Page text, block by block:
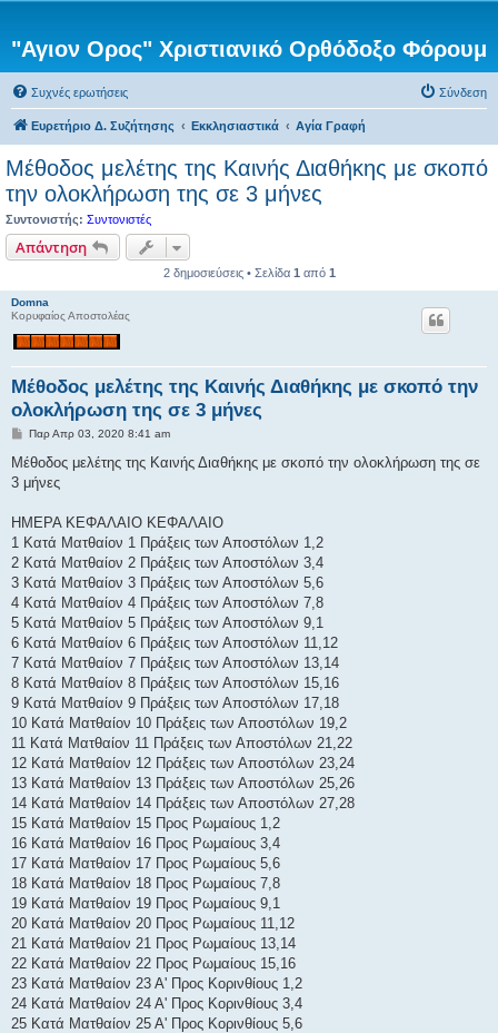
"Αγιον Ορος" Χριστιανικό Ορθόδοξο Φόρουμ
Συχνές ερωτήσεις Σύνδεση
Ευρετήριο Δ. Συζήτησης Εκκλησιαστικά Αγία Γραφή
Μέθοδος μελέτης της Καινής Διαθήκης με σκοπό
την ολοκλήρωση της σε 3 μήνες
Συντονιστής: Συντονιστές
Απάντηση
2 δημοσιεύσεις • Σελίδα 1 από 1
Domna
Κορυφαίος Αποστολέας
Μέθοδος μελέτης της Καινής Διαθήκης με σκοπό την
ολοκλήρωση της σε 3 μήνες
Δ
μ
σ
υ
σ
Παρ Απρ 03, 2020 8:41 am
Μέθοδος μελέτης της Καινής Διαθήκης με σκοπό την ολοκλήρωση της σε
3 μήνες
ΗΜΕΡΑ ΚΕΦΑΛΑΙΟ ΚΕΦΑΛΑΙΟ
1 Κατά Ματθαίον 1 Πράξεις των Αποστόλων 1,2
2 Κατά Ματθαίον 2 Πράξεις των Αποστόλων 3,4
3 Κατά Ματθαίον 3 Πράξεις των Αποστόλων 5,6
4 Κατά Ματθαίον 4 Πράξεις των Αποστόλων 7,8
5 Κατά Ματθαίον 5 Πράξεις των Αποστόλων 9,1
6 Κατά Ματθαίον 6 Πράξεις των Αποστόλων 11,12
7 Κατά Ματθαίον 7 Πράξεις των Αποστόλων 13,14
8 Κατά Ματθαίον 8 Πράξεις των Αποστόλων 15,16
9 Κατά Ματθαίον 9 Πράξεις των Αποστόλων 17,18
10 Κατά Ματθαίον 10 Πράξεις των Αποστόλων 19,2
11 Κατά Ματθαίον 11 Πράξεις των Αποστόλων 21,22
12 Κατά Ματθαίον 12 Πράξεις των Αποστόλων 23,24
13 Κατά Ματθαίον 13 Πράξεις των Αποστόλων 25,26
14 Κατά Ματθαίον 14 Πράξεις των Αποστόλων 27,28
15 Κατά Ματθαίον 15 Προς Ρωμαίους 1,2
16 Κατά Ματθαίον 16 Προς Ρωμαίους 3,4
17 Κατά Ματθαίον 17 Προς Ρωμαίους 5,6
18 Κατά Ματθαίον 18 Προς Ρωμαίους 7,8
19 Κατά Ματθαίον 19 Προς Ρωμαίους 9,1
20 Κατά Ματθαίον 20 Προς Ρωμαίους 11,12
21 Κατά Ματθαίον 21 Προς Ρωμαίους 13,14
22 Κατά Ματθαίον 22 Προς Ρωμαίους 15,16
23 Κατά Ματθαίον 23 Α' Προς Κορινθίους 1,2
24 Κατά Ματθαίον 24 Α' Προς Κορινθίους 3,4
25 Κατά Ματθαίον 25 Α' Προς Κορινθίους 5,6